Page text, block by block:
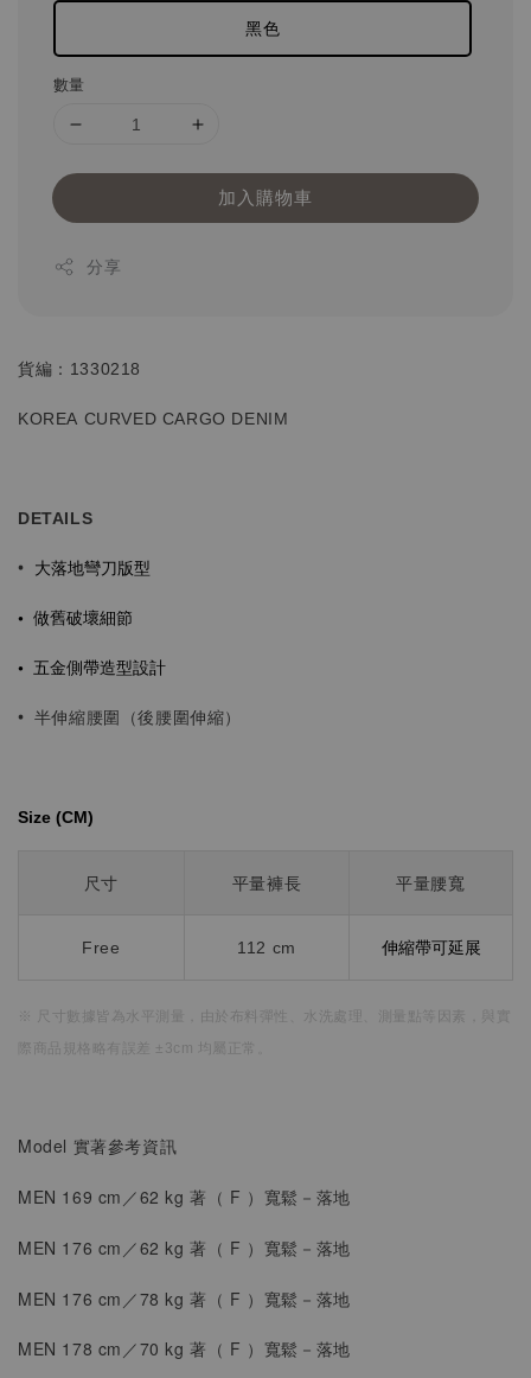
黑色
數量
加入購物車
分享
貨編：1330218
KOREA CURVED CARGO DENIM
DETAILS
• 大落地彎刀版型
• 做舊破壞細節
• 五金側帶造型設計
• 半伸縮腰圍（後腰圍伸縮）
Size (CM)⁡⁡
尺寸 平量褲長 平量腰寬
Free 112 cm 伸縮帶可延展
※ 尺寸數據皆為水平測量， 由於布料彈性、水洗處理、測量點等因素，
際商品規格略有誤差 ±3cm 均屬正常。
Model 實著參考資訊
MEN 169 cm／62 kg 著（ F ） 寬鬆 －落地
MEN 176 cm／62 kg 著（ F ） 寬鬆 －落地
MEN 176 cm／78 kg 著（ F ） 寬鬆 －落地
MEN 178 cm／70 kg 著（ F ） 寬鬆 －落地